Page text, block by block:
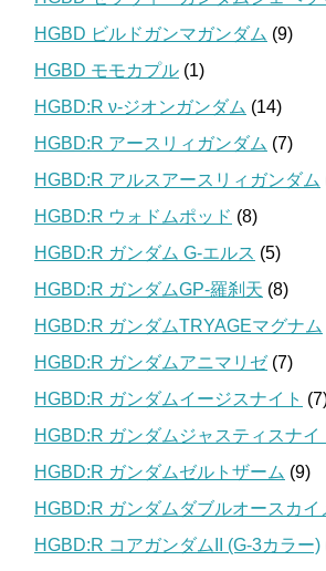
HGBD ビルドガンマガンダム (9)
HGBD モモカプル (1)
HGBD:R ν-ジオンガンダム (14)
HGBD:R アースリィガンダム (7)
HGBD:R アルスアースリィガンダム
HGBD:R ウォドムポッド (8)
HGBD:R ガンダム G-エルス (5)
HGBD:R ガンダムGP-羅刹天 (8)
HGBD:R ガンダムTRYAGEマグナム
HGBD:R ガンダムアニマリゼ(7)
HGBD:R ガンダムイージスナイト
HGBD:R ガンダムジャスティスナイ
HGBD:R ガンダムゼルトザーム (9)
HGBD:R ガンダムダブルオースカイ
HGBD:R コアガンダムII (G-3カラー)